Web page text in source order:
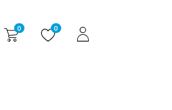
0 0